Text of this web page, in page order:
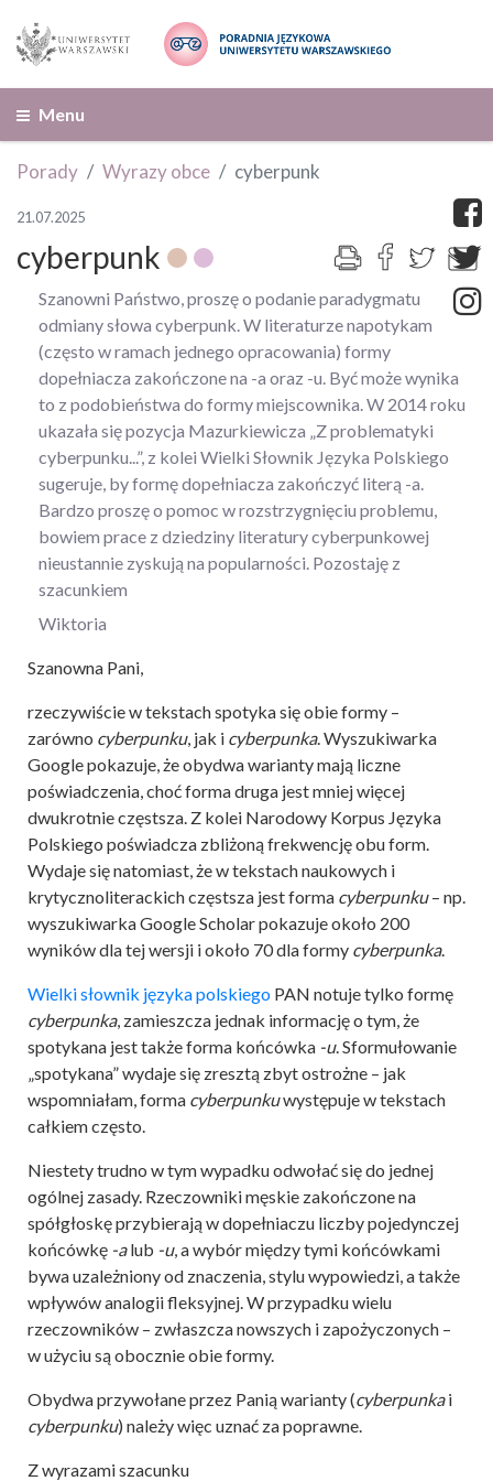
Menu
Porady Wyrazy obce cyberpunk
21.07.2025
cyberpunk
Szanowni Państwo, proszę o podanie paradygmatu
odmiany słowa cyberpunk. W literaturze napotykam
(często w ramach jednego opracowania) formy
dopełniacza zakończone na -a oraz -u. Być może wynika
to z podobieństwa do formy miejscownika. W 2014 roku
ukazała się pozycja Mazurkiewicza „Z problematyki
cyberpunku...”, z kolei Wielki Słownik Języka Polskiego
sugeruje, by formę dopełniacza zakończyć literą -a.
Bardzo proszę o pomoc w rozstrzygnięciu problemu,
bowiem prace z dziedziny literatury cyberpunkowej
nieustannie zyskują na popularności. Pozostaję z
szacunkiem
Wiktoria
Szanowna Pani,
rzeczywiście w tekstach spotyka się obie formy –
zarówno cyberpunku, jak i cyberpunka. Wyszukiwarka
Google pokazuje, że obydwa warianty mają liczne
poświadczenia, choć forma druga jest mniej więcej
dwukrotnie częstsza. Z kolei Narodowy Korpus Języka
Polskiego poświadcza zbliżoną frekwencję obu form.
Wydaje się natomiast, że w tekstach naukowych i
krytycznoliterackich częstsza jest forma cyberpunku– np.
wyszukiwarka Google Scholar pokazuje około 200
wyników dla tej wersji i około 70 dla formy cyberpunka.
Wielki słownik języka polskiego PAN notuje tylko formę
cyberpunka, zamieszcza jednak informację o tym, że
spotykana jest także forma końcówka -u. Sformułowanie
„spotykana” wydaje się zresztą zbyt ostrożne – jak
wspomniałam, forma cyberpunkuwystępuje w tekstach
całkiem często.
Niestety trudno w tym wypadku odwołać się do jednej
ogólnej zasady. Rzeczowniki męskie zakończone na
spółgłoskę przybierają w dopełniaczu liczby pojedynczej
końcówkę -alub -u, a wybór między tymi końcówkami
bywa uzależniony od znaczenia, stylu wypowiedzi, a także
wpływów analogii fleksyjnej. W przypadku wielu
rzeczowników – zwłaszcza nowszych i zapożyczonych –
w użyciu są obocznie obie formy.
Obydwa przywołane przez Panią warianty (cyberpunkai
cyberpunku) należy więc uznać za poprawne.
Z wyrazami szacunku